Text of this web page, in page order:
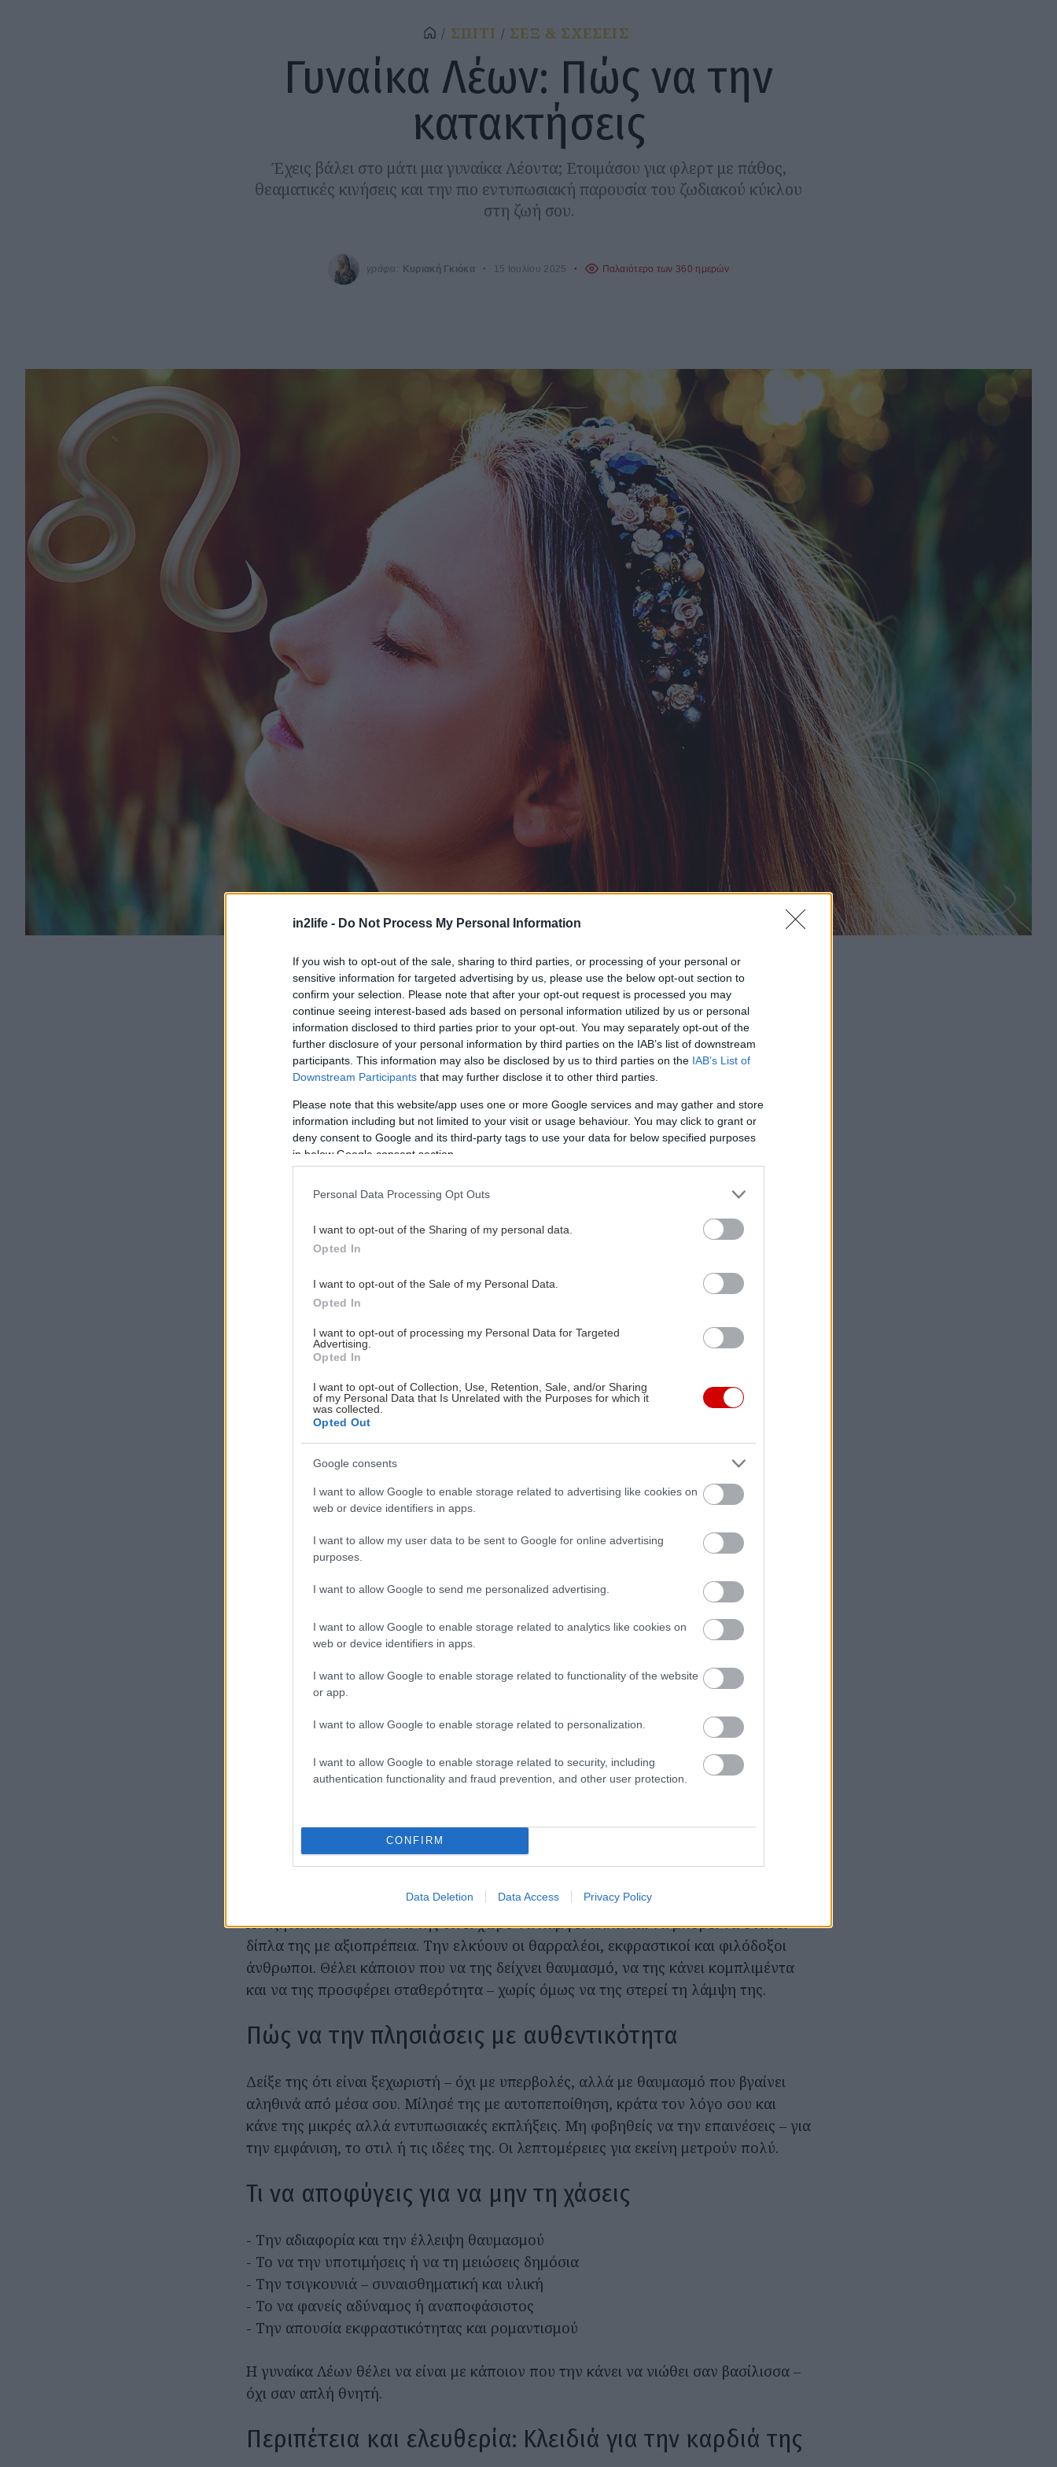
in2life - Do Not Process My Personal Information
If you wish to opt-out of the sale, sharing to third parties, or processing of your personal or
sensitive information for targeted advertising by us, please use the below opt-out section to
confirm your selection. Please note that after your opt-out request is processed you may
continue seeing interest-based ads based on personal information utilized by us or personal
information disclosed to third parties prior to your opt-out. You may separately opt-out of the
further disclosure of your personal information by third parties on the IAB’s list of downstream
participants. This information may also be disclosed by us to third parties on the IAB’s List of
Downstream Participants that may further disclose it to other third parties.
Please note that this website/app uses one or more Google services and may gather and store
information including but not limited to your visit or usage behaviour. You may click to grant or
deny consent to Google and its third-party tags to use your data for below specified purposes
in below Google consent section.
Personal Data Processing Opt Outs
I want to opt-out of the Sharing of my personal data.
Opted In
I want to opt-out of the Sale of my Personal Data.
Opted In
I want to opt-out of processing my Personal Data for Targeted
Advertising.
Opted In
I want to opt-out of Collection, Use, Retention, Sale, and/or Sharing
of my Personal Data that Is Unrelated with the Purposes for which it
was collected.
Opted Out
Google consents
I want to allow Google to enable storage related to advertising like cookies on
web or device identifiers in apps.
I want to allow my user data to be sent to Google for online advertising
purposes.
I want to allow Google to send me personalized advertising.
I want to allow Google to enable storage related to analytics like cookies on
web or device identifiers in apps.
I want to allow Google to enable storage related to functionality of the website
or app.
I want to allow Google to enable storage related to personalization.
I want to allow Google to enable storage related to security, including
authentication functionality and fraud prevention, and other user protection.
CONFIRM
Data Deletion Data Access Privacy Policy
ΣΠΙΤΙ ΣΕΞ & ΣΧΕΣΕΙΣ
Γυναίκα Λέων: Πώς να την
κατακτήσεις
Έχεις βάλει στο μάτι μια γυναίκα Λέοντα; Ετοιμάσου για φλερτ με πάθος,
θεαματικές κινήσεις και την πιο εντυπωσιακή παρουσία του ζωδιακού κύκλου
στη ζωή σου.
γράφει: Κυριακή Γκιόκα 15 Ιουλίου 2025 Παλαιότερο των 360 ημερών
Η γυναίκα Λέων δεν είναι απλώς ένα ακόμα ζώδιο: Είναι θεατρική, εκφραστική και
γεμάτη αυτοπεποίθηση. Εκπέμπει φως, ενέργεια και μια αίσθηση βασιλικής
παρουσίας που δύσκολα περνά απαρατήρητη. Αν θέλεις να μπεις στην καρδιά της,
δεν αρκούν τα τυπικά κόλπα του φλερτ: Χρειάζεται θαυμασμός, γενναιοδωρία και
αυθεντικότητα. Δες τι την γοητεύει, πώς να την προσεγγίσεις σωστά και τι να
αποφύγεις αν δεν θέλεις να σε... αποκλείσει από το βασίλειό της.
Χαρακτηριστικά της γυναίκας Λέοντα
Η γυναίκα Λέων είναι η βασίλισσα του ζωδιακού. Περήφανη, λαμπερή, γενναιόδωρη
και παθιασμένη, δεν περνά ποτέ απαρατήρητη. Έχει αυτοπεποίθηση, δυναμική
προσωπικότητα και μια καρδιά που θέλει να αγαπά και να αγαπιέται με τρόπο
ενθουσιώδης και γεμάτη ζωή.
Τι την ελκύει σε έναν σύντροφο
Αναζητά κάποιον που να της δίνει χώρο να λάμψει αλλά και να μπορεί να σταθεί
δίπλα της με αξιοπρέπεια. Την ελκύουν οι θαρραλέοι, εκφραστικοί και φιλόδοξοι
άνθρωποι. Θέλει κάποιον που να της δείχνει θαυμασμό, να της κάνει κομπλιμέντα
και να της προσφέρει σταθερότητα – χωρίς όμως να της στερεί τη λάμψη της.
Πώς να την πλησιάσεις με αυθεντικότητα
Δείξε της ότι είναι ξεχωριστή – όχι με υπερβολές, αλλά με θαυμασμό που βγαίνει
αληθινά από μέσα σου. Μίλησέ της με αυτοπεποίθηση, κράτα τον λόγο σου και
κάνε της μικρές αλλά εντυπωσιακές εκπλήξεις. Μη φοβηθείς να την επαινέσεις – για
την εμφάνιση, το στιλ ή τις ιδέες της. Οι λεπτομέρειες για εκείνη μετρούν πολύ.
Τι να αποφύγεις για να μην τη χάσεις
- Την αδιαφορία και την έλλειψη θαυμασμού
- Το να την υποτιμήσεις ή να τη μειώσεις δημόσια
- Την τσιγκουνιά – συναισθηματική και υλική
- Το να φανείς αδύναμος ή αναποφάσιστος
- Την απουσία εκφραστικότητας και ρομαντισμού
Η γυναίκα Λέων θέλει να είναι με κάποιον που την κάνει να νιώθει σαν βασίλισσα –
όχι σαν απλή θνητή.
Περιπέτεια και ελευθερία: Κλειδιά για την καρδιά της